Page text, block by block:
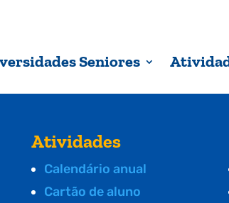
Seniores
Atividades
Calendário anual
Cartão de aluno